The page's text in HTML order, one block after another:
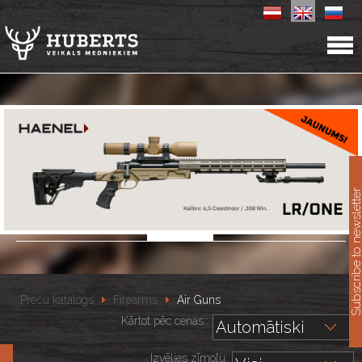
Preču katalogs Firearms
Air Guns
Kārtot pēc cenas::
Izvēlies zīmolu:
Subscribe